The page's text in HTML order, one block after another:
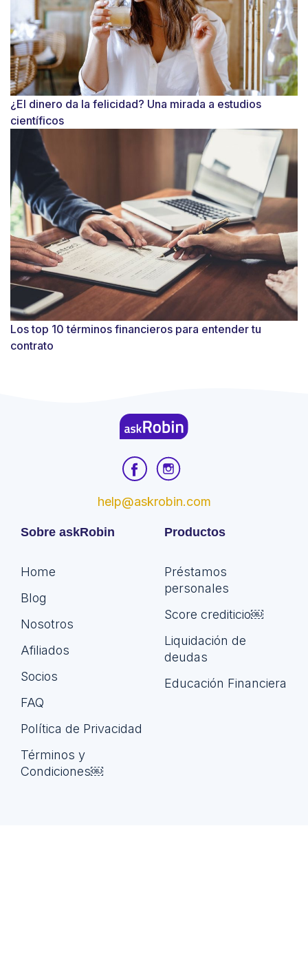
¿El dinero da la felicidad? Una mirada a estudios
científicos
Los top 10 términos financieros para entender tu
contrato
Sobre askRobin
Home
Blog
Nosotros
Afiliados
Socios
FAQ
Política de Privacidad
Términos y
Condiciones￼
Productos
Préstamos
personales
Score crediticio￼
Liquidación de
deudas
Educación Financiera
help@askrobin.com